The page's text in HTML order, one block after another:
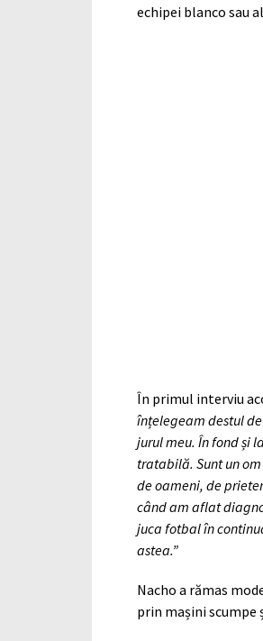
echipei blanco sau
În primul interviu
înțelegeam destul
jurul meu. În fond și
tratabilă. Sunt un
de oameni, de
când am aflat
juca fotbal în
astea.”
Nacho a rămas
prin mașini scumpe